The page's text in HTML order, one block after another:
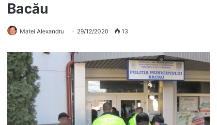
Bacău
Matei Alexandru 29/12/2020 13